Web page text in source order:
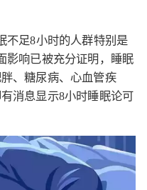
不足8小时的人群特别是
影响已被充分证明，睡眠
、糖尿病、心血管疾
消息显示8小时睡眠论可